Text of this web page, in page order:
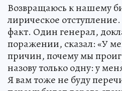
Возвращаюсь к нашему
лирическое
факт. Один генерал,
поражении, сказал: «У
причин, почему мы
назову только одну: у
Я вам тоже не буду